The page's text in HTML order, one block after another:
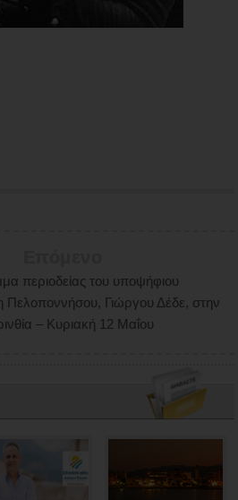
περιοδείας του υποψήφιου
Πελοποννήσου, Γιώργου Δέδε, στην
– Κυριακή 12 Μαΐου